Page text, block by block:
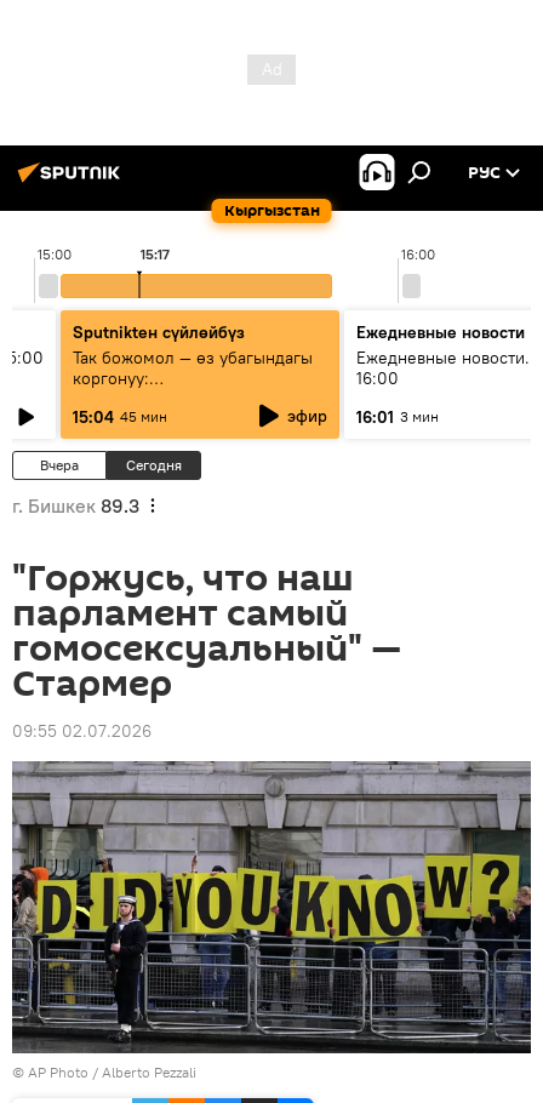
Кыргызстан
РУС
15:00 16:00
15:17
Sputnikteн сүйлөйбүз
Так божомол — өз убагындагы
коргонуу:
гидрометеорологиялык кызмат
кантип өркүндөтүлүүдө
15:04 45 мин эфир
Ежедневные новости
Ежедневные новости.
16:00
16:01 3 мин
Вчера Сегодня
г. Бишкек 89.3
"Горжусь, что наш
парламент самый
гомосексуальный" —
Стармер
09:55 02.07.2026
© AP Photo / Alberto Pezzali